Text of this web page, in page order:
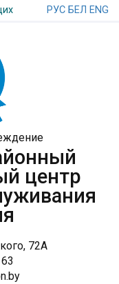
РУС БЕЛ ENG
центр
72А